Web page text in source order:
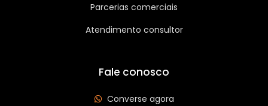
Parcerias comerciais
Atendimento consultor
Fale conosco
Converse agora